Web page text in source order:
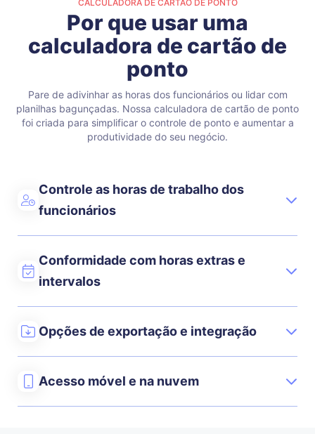
CALCULADORA DE CARTÃO DE PONTO
Por que usar uma
calculadora de cartão de
ponto
Pare de adivinhar as horas dos funcionários ou lidar com
planilhas bagunçadas. Nossa calculadora de cartão de ponto
foi criada para simplificar o controle de ponto e aumentar a
produtividade do seu negócio.
Controle as horas de trabalho dos
funcionários
Conformidade com horas extras e
intervalos
Opções de exportação e integração
Acesso móvel e na nuvem